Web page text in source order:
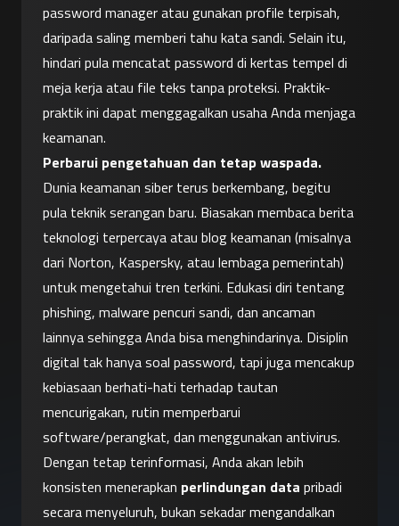
password manager atau gunakan profile terpisah,
daripada saling memberi tahu kata sandi. Selain itu,
hindari pula mencatat password di kertas tempel di
meja kerja atau file teks tanpa proteksi. Praktik-
praktik ini dapat menggagalkan usaha Anda menjaga
keamanan.
Perbarui pengetahuan dan tetap waspada.
Dunia keamanan siber terus berkembang, begitu
pula teknik serangan baru. Biasakan membaca berita
teknologi terpercaya atau blog keamanan (misalnya
dari Norton, Kaspersky, atau lembaga pemerintah)
untuk mengetahui tren terkini. Edukasi diri tentang
phishing, malware pencuri sandi, dan ancaman
lainnya sehingga Anda bisa menghindarinya. Disiplin
digital tak hanya soal password, tapi juga mencakup
kebiasaan berhati-hati terhadap tautan
mencurigakan, rutin memperbarui
software/perangkat, dan menggunakan antivirus.
Dengan tetap terinformasi, Anda akan lebih
konsisten menerapkan perlindungan data pribadi
secara menyeluruh, bukan sekadar mengandalkan